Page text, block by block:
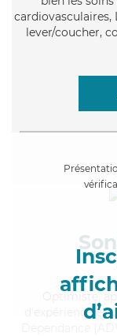
cardiovasculaires,
lever/coucher,
,
d'expérience et